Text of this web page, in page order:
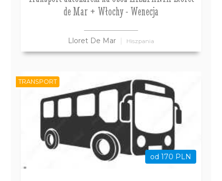
de Mar + Włochy - Wenecja
Lloret De Mar Hiszpania
od 170 PLN
TRANSPORT